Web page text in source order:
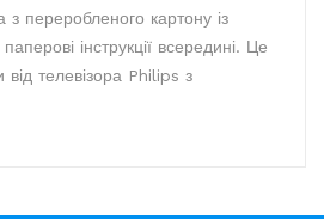
з переробленого картону із
інструкції всередині. Це
від телевізора Philips з